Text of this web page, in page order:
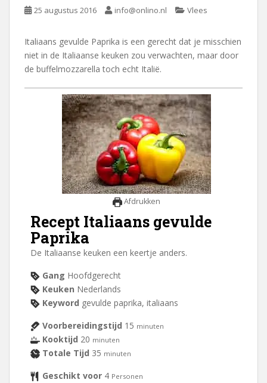
25 augustus 2016 info@onlino.nl Vlees
Italiaans gevulde Paprika is een gerecht dat je misschien
niet in de Italiaanse keuken zou verwachten, maar door
de buffelmozzarella toch echt Italië.
Afdrukken
Recept Italiaans gevulde
Paprika
De Italiaanse keuken een keertje anders.
Gang Hoofdgerecht
Keuken Nederlands
Keyword gevulde paprika, italiaans
Voorbereidingstijd 15 minuten
Kooktijd 20 minuten
Totale Tijd 35 minuten
Geschikt voor 4 Personen